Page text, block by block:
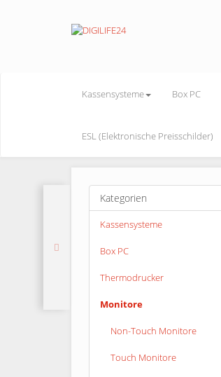
Kassensysteme Box PC
ESL (Elektronische Preisschilder)
Kategorien
Kassensysteme
Box PC
Thermodrucker
Monitore
Non-Touch Monitore
Touch Monitore